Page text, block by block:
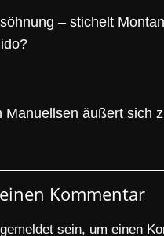
– stichelt
Manuellsen äußert sich
Kommentar
sein, um einen